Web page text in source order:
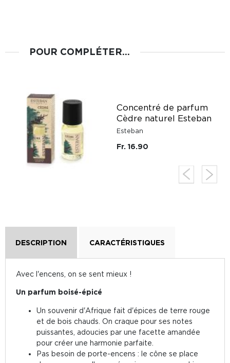
POUR COMPLÉTER...
Concentré de parfum
Cèdre naturel Esteban
Esteban
Fr. 16.90
DESCRIPTION CARACTÉRISTIQUES
Avec l'encens, on se sent mieux !
Un parfum boisé-épicé
Un souvenir d'Afrique fait d'épices de terre rouge
et de bois chauds. On craque pour ses notes
puissantes, adoucies par une facette amandée
pour créer une harmonie parfaite.
Pas besoin de porte-encens : le cône se place